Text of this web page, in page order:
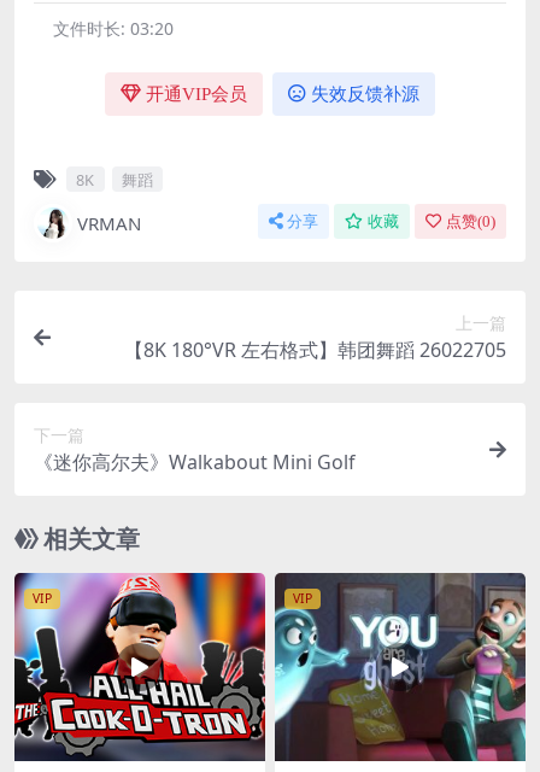
文件时长: 03:20
开通VIP会员 失效反馈补源
8K 舞蹈
VRMAN 分享 收藏 点赞(0)
上一篇
【8K 180°VR 左右格式】韩团舞蹈 26022705
下一篇
《迷你高尔夫》Walkabout Mini Golf
相关文章
VIP VIP